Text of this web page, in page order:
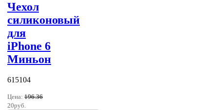
Чехол
силиконовый
для
iPhone 6
Миньон
615104
Цена: 196.36
20руб.